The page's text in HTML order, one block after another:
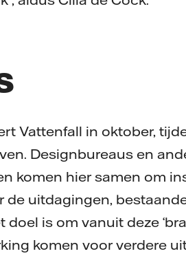
Vattenfall in oktober,
Designbureaus en
komen hier samen om
uitdagingen,
is om vanuit deze
komen voor verdere